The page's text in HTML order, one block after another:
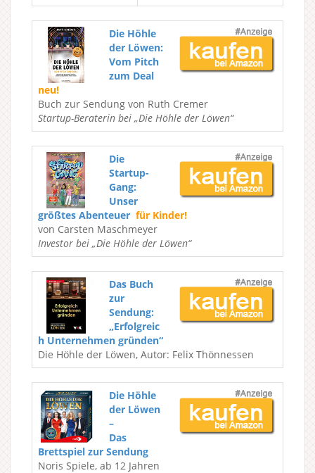
Die Höhle
der Löwen:
Vom Pitch
zum Deal
neu!
Buch zur Sendung von Ruth Cremer
Startup-Beraterin bei „Die Höhle der Löwen“
Die
Startup-
Gang:
Unser
größtes Abenteuer für Kinder!
von Carsten Maschmeyer
Investor bei „Die Höhle der Löwen“
Das Buch
zur
Sendung:
„Erfolgreic
h Unternehmen gründen“
Die Höhle der Löwen, Autor: Felix Thönnessen
Die Höhle
der Löwen
–
Das
Brettspiel zur Sendung
Noris Spiele, ab 12 Jahren